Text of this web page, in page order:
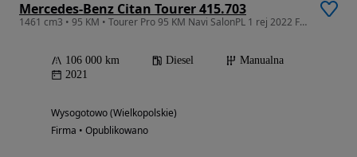
Mercedes-Benz Citan Tourer 415.703
1461 cm3 • 95 KM • Tourer Pro 95 KM Navi SalonPL 1 rej 2022 Fv23%
106 000 km Diesel
Manualna
2021
Wysogotowo (Wielkopolskie)
Firma • Opublikowano